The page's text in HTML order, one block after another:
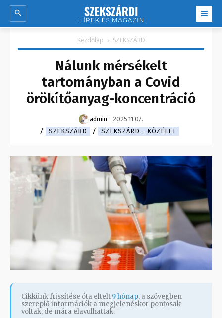
Kezdőlap SZEKSZÁRD
Nálunk mérsékelt
tartományban a Covid
örökítőanyag-koncentráció
admin - 2025.11.07.
SZEKSZÁRD
SZEKSZÁRD - KÖZÉLET
Cikkünk frissítése óta eltelt 9 hónap, a szövegben
szereplő információk a megjelenéskor pontosak
voltak, de mára elavulhattak.